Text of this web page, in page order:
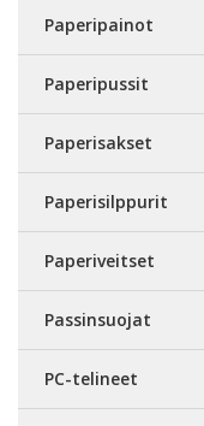
Paperipainot
Paperipussit
Paperisakset
Paperisilppurit
Paperiveitset
Passinsuojat
PC-telineet